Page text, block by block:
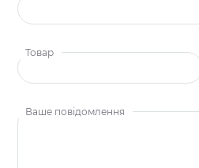
Товар
Ваше повідомлення